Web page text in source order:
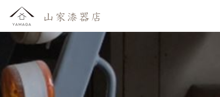
おしらせ
わたしたち
かいもの
よみもの
おといあわせ
ご利用ガイド